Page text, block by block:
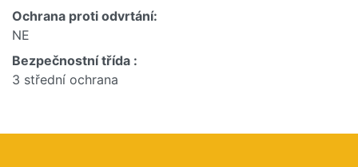
Ochrana proti odvrtání:
NE
Bezpečnostní třída :
3 střední ochrana